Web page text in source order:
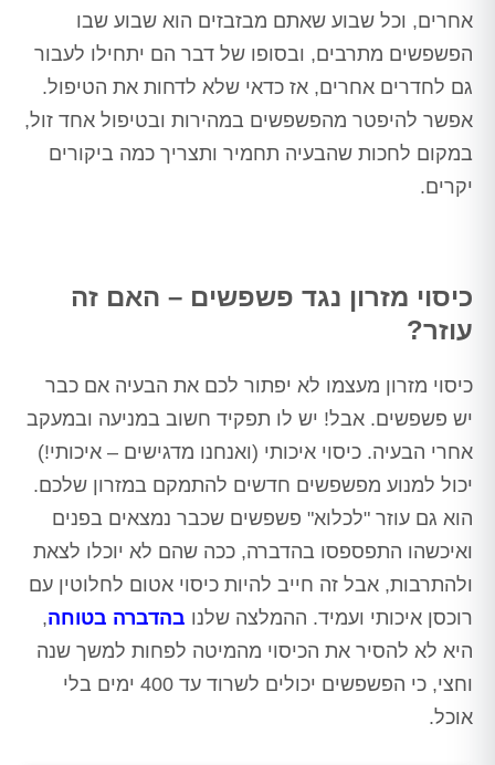
אחרים, וכל שבוע שאתם מבזבזים הוא שבוע שבו
הפשפשים מתרבים, ובסופו של דבר הם יתחילו לעבור
גם לחדרים אחרים, אז כדאי שלא לדחות את הטיפול.
אפשר להיפטר מהפשפשים במהירות ובטיפול אחד זול,
במקום לחכות שהבעיה תחמיר ותצריך כמה ביקורים
יקרים.
כיסוי מזרון נגד פשפשים – האם זה
עוזר?
כיסוי מזרון מעצמו לא יפתור לכם את הבעיה אם כבר
יש פשפשים. אבל! יש לו תפקיד חשוב במניעה ובמעקב
אחרי הבעיה. כיסוי איכותי (ואנחנו מדגישים – איכותי!)
יכול למנוע מפשפשים חדשים להתמקם במזרון שלכם.
הוא גם עוזר "לכלוא" פשפשים שכבר נמצאים בפנים
ואיכשהו התפספסו בהדברה, ככה שהם לא יוכלו לצאת
ולהתרבות, אבל זה חייב להיות כיסוי אטום לחלוטין עם
רוכסן איכותי ועמיד. ההמלצה שלנו בהדברה בטוחה,
היא לא להסיר את הכיסוי מהמיטה לפחות למשך שנה
וחצי, כי הפשפשים יכולים לשרוד עד 400 ימים בלי
אוכל.